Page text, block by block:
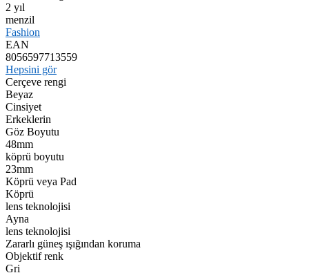
2 yıl
menzil
Fashion
EAN
8056597713559
Hepsini gör
Cerçeve rengi
Beyaz
Cinsiyet
Erkeklerin
Göz Boyutu
48mm
köprü boyutu
23mm
Köprü veya Pad
Köprü
lens teknolojisi
Ayna
lens teknolojisi
Zararlı güneş ışığından koruma
Objektif renk
Gri